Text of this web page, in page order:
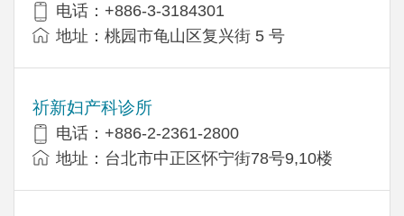
电话：+886-3-3184301
地址：桃园市龟山区复兴街 5 号
祈新妇产科诊所
电话：+886-2-2361-2800
地址：台北市中正区怀宁街78号9,10楼